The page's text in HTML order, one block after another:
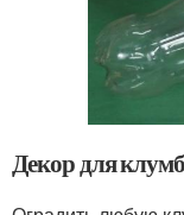
Декор для